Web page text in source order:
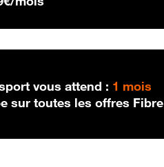
vous attend : 1 mois
sur toutes les offres Fibre